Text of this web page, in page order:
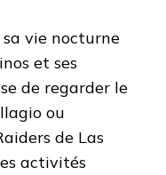
sa vie nocturne
et ses
de regarder le
ou
de Las
activités